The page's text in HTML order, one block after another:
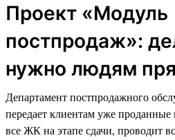
Проект «Модуль
постпродаж»:
нужно людям
Департамент постпродажного
передает клиентам уже
все ЖК на этапе сдачи, проводит